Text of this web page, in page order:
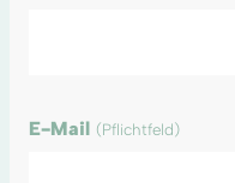
E-Mail (Pflichtfeld)